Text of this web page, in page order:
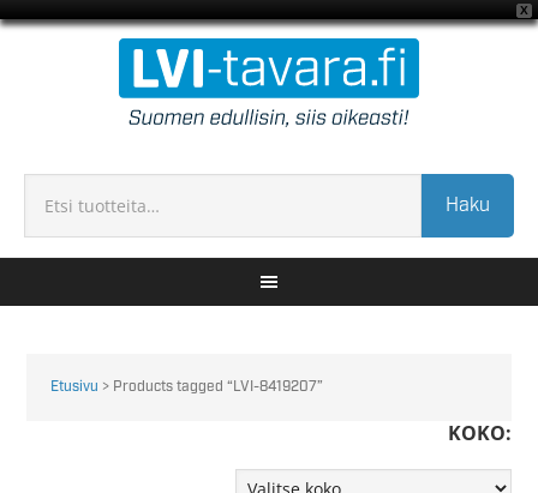
X
Haku
Etusivu > Products tagged “LVI-8419207”
KOKO: